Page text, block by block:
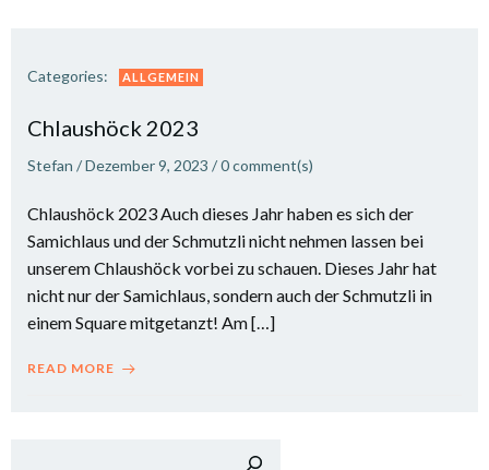
Categories: ALLGEMEIN
Chlaushöck 2023
Stefan /Dezember 9, 2023 /0comment(s)
Chlaushöck 2023 Auch dieses Jahr haben es sich der
Samichlaus und der Schmutzli nicht nehmen lassen bei
unserem Chlaushöck vorbei zu schauen. Dieses Jahr hat
nicht nur der Samichlaus, sondern auch der Schmutzli in
einem Square mitgetanzt! Am […]
READ MORE